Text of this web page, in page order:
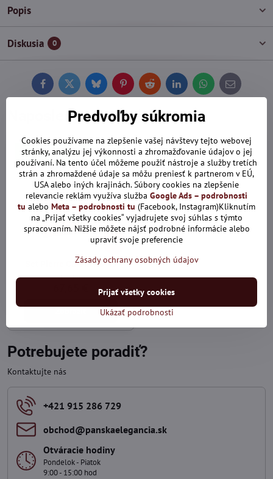
Popis
Diskusia 0
FacebookTwitterBlueskyPinterestReddit LinkedInWhatsApp
E-
mail
Naposledy Vás zaujalo:
13%
Len dnes: Zľava 10% s kódom:
ALL10
Set Pierre Cardin RS-49
Skladom
Potrebujete poradiť?
Kontaktujte nás
+421 915 286 729
obchod​@panskaelegancia​.sk
Otváracie hodiny
Pondelok - Piatok
9:00 - 15:00 hod
Predvoľby súkromia
Cookies používame na zlepšenie vašej návštevy tejto webovej
stránky, analýzu jej výkonnosti a zhromažďovanie údajov o jej
používaní. Na tento účel môžeme použiť nástroje a služby tretích
strán a zhromaždené údaje sa môžu preniesť k partnerom v EÚ,
USA alebo iných krajinách. Súbory cookies na zlepšenie
relevancie reklám využíva služba Google Ads – podrobnosti
tu alebo Meta – podrobnosti tu (Facebook, Instagram)Kliknutím
na „Prijať všetky cookies“ vyjadrujete svoj súhlas s týmto
spracovaním. Nižšie môžete nájsť podrobné informácie alebo
upraviť svoje preferencie
Zásady ochrany osobných údajov
Ukázať podrobnosti
Prijať všetky cookies